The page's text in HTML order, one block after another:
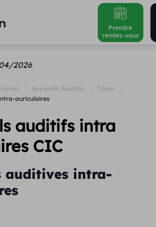
Prendre
rendez-vous
2026
Appareils Auditifs
Types
auriculaires
auditifs intra
CIC
auditives intra-